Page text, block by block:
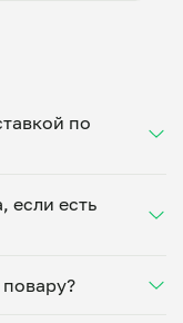
по
свежее
прямо с плиты.
в личном
напрямую в
если есть
снизит